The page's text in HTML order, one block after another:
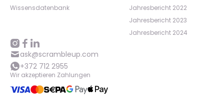
Wissensdatenbank
Jahresbericht 2022
Jahresbericht 2023
Jahresbericht 2024
ask@scrambleup.com
+372 712 2955
Wir akzeptieren Zahlungen